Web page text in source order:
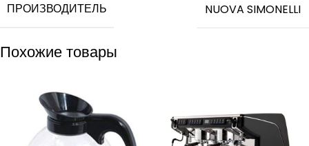
ПРОИЗВОДИТЕЛЬ NUOVA SIMONELLI
Похожие товары